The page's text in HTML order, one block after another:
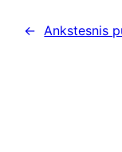
← Ankstesnis